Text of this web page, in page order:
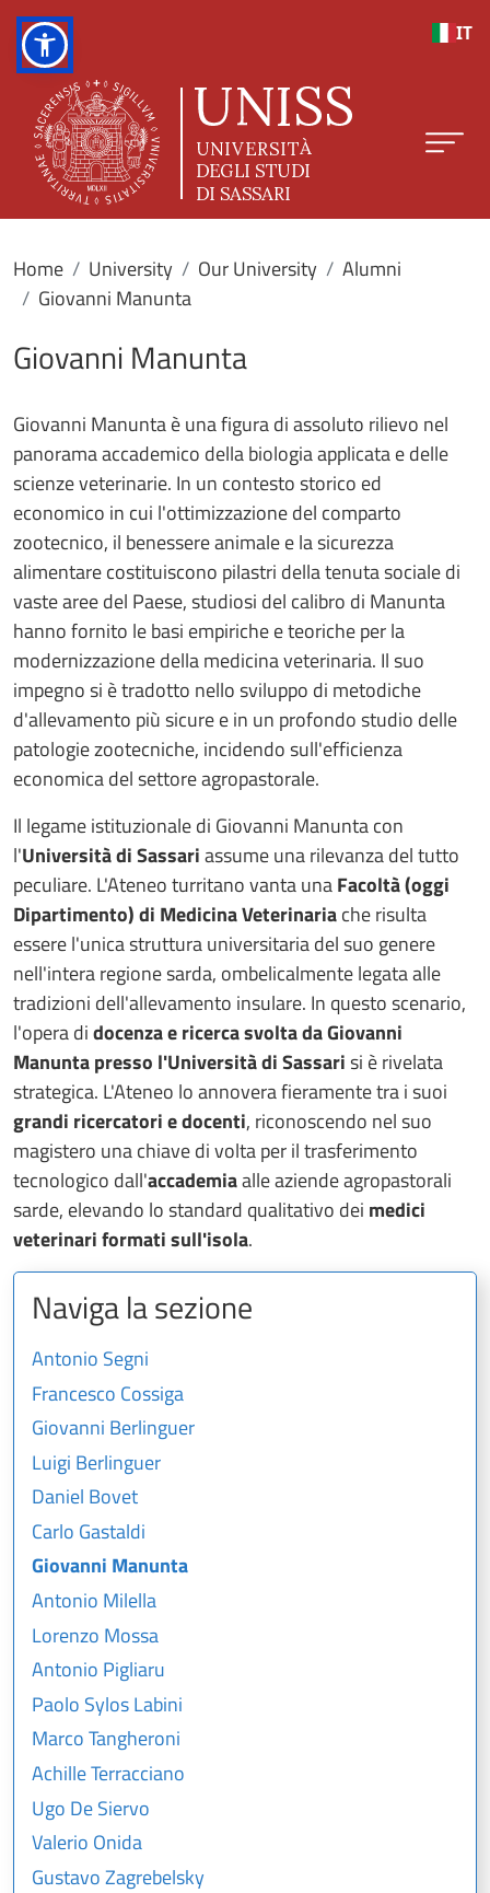
IT
Home University Our University
Alumni
Giovanni Manunta
Giovanni Manunta
Giovanni Manunta è una figura di assoluto rilievo nel
panorama accademico della biologia applicata e delle
scienze veterinarie. In un contesto storico ed
economico in cui l'ottimizzazione del comparto
zootecnico, il benessere animale e la sicurezza
alimentare costituiscono pilastri della tenuta sociale di
vaste aree del Paese, studiosi del calibro di Manunta
hanno fornito le basi empiriche e teoriche per la
modernizzazione della medicina veterinaria. Il suo
impegno si è tradotto nello sviluppo di metodiche
d'allevamento più sicure e in un profondo studio delle
patologie zootecniche, incidendo sull'efficienza
economica del settore agropastorale.
Il legame istituzionale di Giovanni Manunta con
l'Università di Sassariassume una rilevanza del tutto
peculiare. L'Ateneo turritano vanta unaFacoltà (oggi
Dipartimento) di Medicina Veterinariache risulta
essere l'unica struttura universitaria del suo genere
nell'intera regione sarda, ombelicalmente legata alle
tradizioni dell'allevamento insulare. In questo scenario,
l'opera didocenza e ricerca svolta da Giovanni
Manunta presso l'Università di Sassarisi è rivelata
strategica. L'Ateneo lo annovera fieramente tra i suoi
grandi ricercatori e docenti, riconoscendo nel suo
magistero una chiave di volta per il trasferimento
tecnologico dall'accademiaalle aziende agropastorali
sarde, elevando lo standard qualitativo dei medici
veterinari formati sull'isola.
Naviga la sezione
Antonio Segni
Francesco Cossiga
Giovanni Berlinguer
Luigi Berlinguer
Daniel Bovet
Carlo Gastaldi
Giovanni Manunta
Antonio Milella
Lorenzo Mossa
Antonio Pigliaru
Paolo Sylos Labini
Marco Tangheroni
Achille Terracciano
Ugo De Siervo
Valerio Onida
Gustavo Zagrebelsky